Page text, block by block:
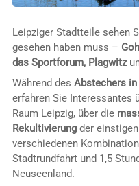
Leipziger Stadtteile sehen
gesehen haben muss –
das Sportforum, Plagwitz
Während des Abstechers in
erfahren Sie Interessantes
Raum Leipzig, über die
Rekultivierungder
verschiedenen
Stadtrundfahrt und 1,5
Neuseenland.